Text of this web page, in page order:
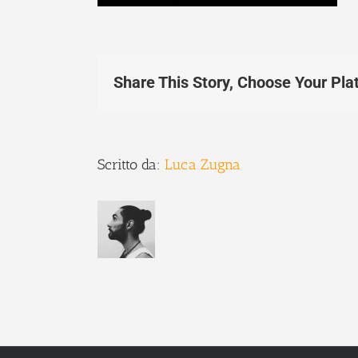
Share This Story, Choose Your
Scritto da: Luca Zugna